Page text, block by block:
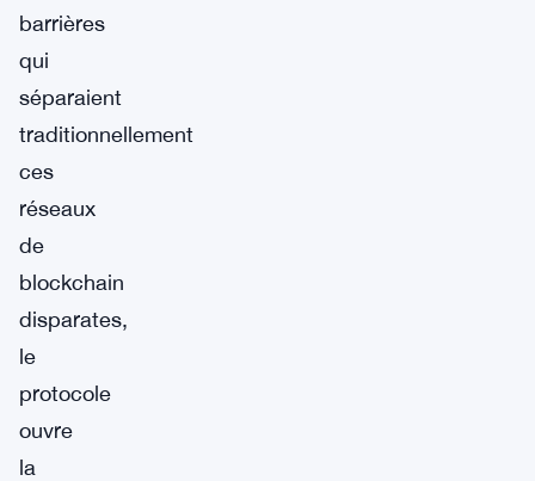
barrières
qui
séparaient
traditionnellement
ces
réseaux
de
blockchain
disparates,
le
protocole
ouvre
la